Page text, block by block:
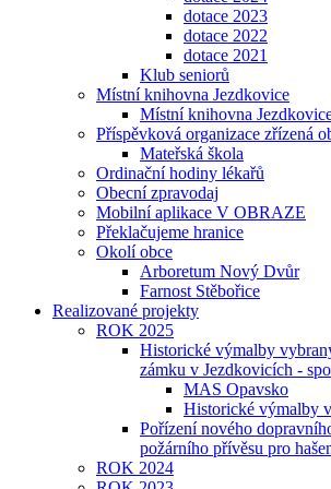
dotace 2023
dotace 2022
dotace 2021
Klub seniorů
Místní knihovna Jezdkovice
Místní knihovna
Příspěvková organizace zřízená
Mateřská škola
Ordinační hodiny lékařů
Obecní zpravodaj
Mobilní aplikace V OBRAZE
Překlačujeme hranice
Okolí obce
Arboretum Nový Dvůr
Farnost Stěbořice
Realizované projekty
ROK 2025
Historické výmalby
zámku v Jezdkovicích -
MAS Opavsko
Historické výmalby
Pořízení nového
požárního přívěsu pro
ROK 2024